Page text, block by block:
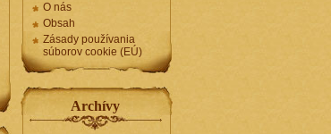
O nás
Obsah
Zásady používania
súborov cookie (EÚ)
Archívy